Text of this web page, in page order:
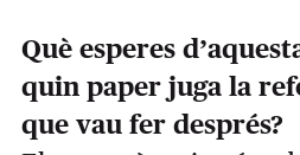
Què esperes
quin paper juga la
que vau fer després?